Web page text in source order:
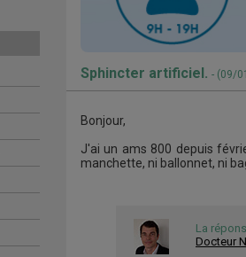
Sphincter artificiel. - (09/
Bonjour,
J'ai un ams 800 depuis
manchette, ni ballonnet, ni
La
Docteur